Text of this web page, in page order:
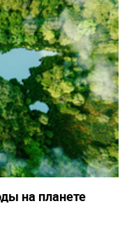
на планете